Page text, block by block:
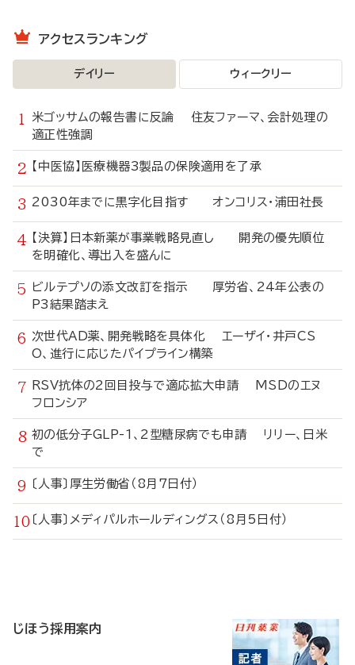
アクセスランキング
デイリー ウィークリー
米ゴッサムの報告書に反論 住友ファーマ、会計処理の
適正性強調
【中医協】医療機器3製品の保険適用を了承
2030年までに黒字化目指す オンコリス・浦田社長
【決算】日本新薬が事業戦略見直し 開発の優先順位
を明確化、導出入を盛んに
ビルテプソの添文改訂を指示 厚労省、24年公表の
P3結果踏まえ
次世代AD薬、開発戦略を具体化 エーザイ・井戸CS
O、進行に応じたパイプライン構築
RSV抗体の2回目投与で適応拡大申請 MSDのエヌ
フロンシア
初の低分子GLP-1、2型糖尿病でも申請 リリー、日米
で
〔人事〕厚生労働省（8月7日付）
〔人事〕メディパルホールディングス（8月5日付）
じほう採用案内